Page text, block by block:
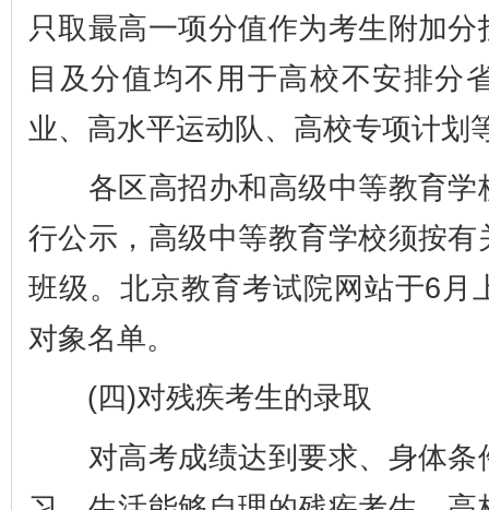
只取最高一项分值作为考生附加
目及分值均不用于高校不安排分
业、高水平运动队、高校专项计划
各区高招办和高级中等教育学
行公示，高级中等教育学校须按
班级。北京教育考试院网站于6月
对象名单。
(四)对残疾考生的录取
对高考成绩达到要求、身体条